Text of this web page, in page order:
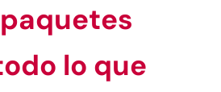
lo que